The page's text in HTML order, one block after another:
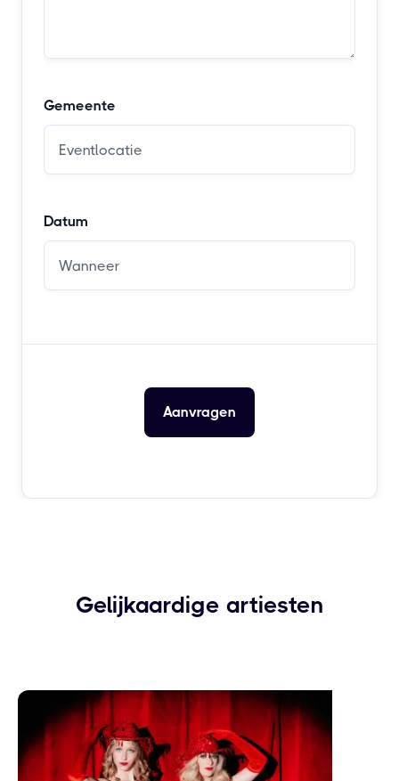
Gemeente
Datum
Gelijkaardige artiesten